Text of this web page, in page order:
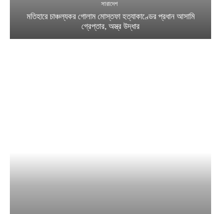
সারাদেশ
মতিহারে চাঞ্চল্যকর গোলাম মোস্তফা হত্যাকাণ্ডের প্রধান আসামি
গ্রেপ্তার, অস্ত্র উদ্ধার